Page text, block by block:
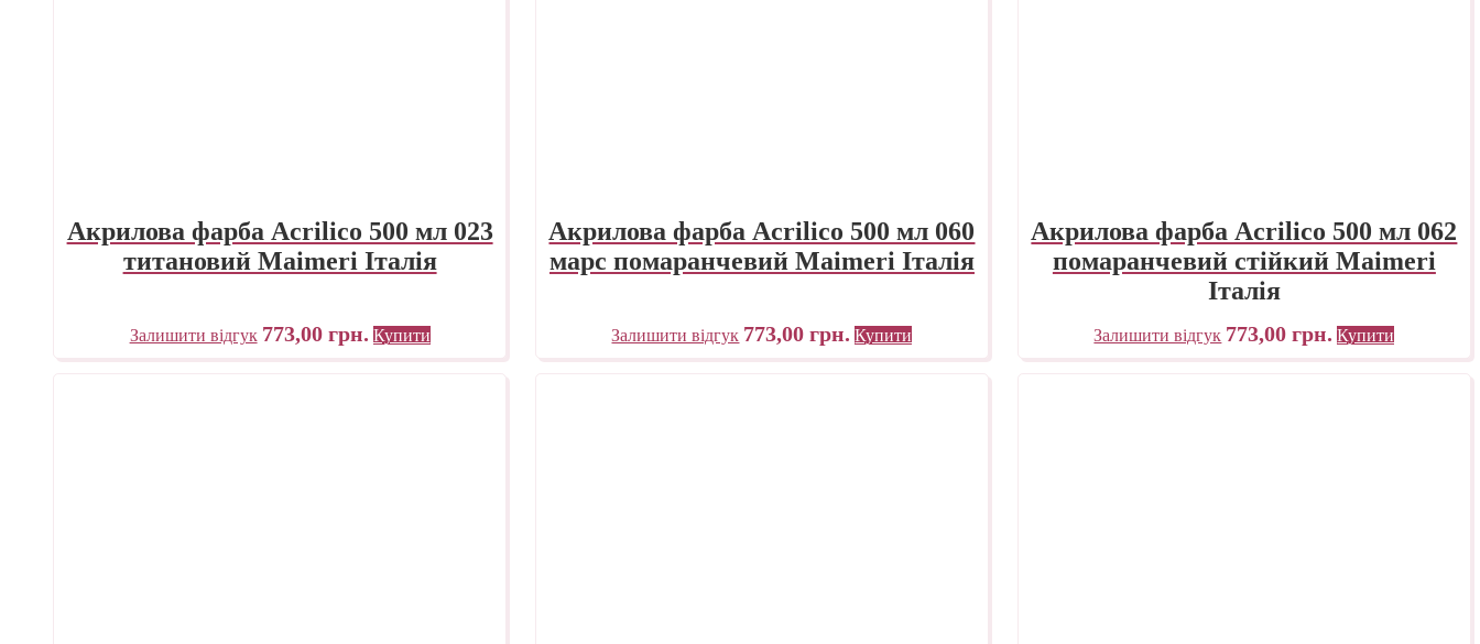
Акрилова фарба Acrilico 500 мл 023
титановий Maimeri Італія
Залишити відгук 773,00 грн. Купити
Акрилова фарба Acrilico 500 мл 060
марс помаранчевий Maimeri Італія
Залишити відгук 773,00грн. Купити
Акрилова фарба Acrilico 500 мл 062
помаранчевий стійкий Maimeri
Італія
Залишити відгук 773,00грн. Купити